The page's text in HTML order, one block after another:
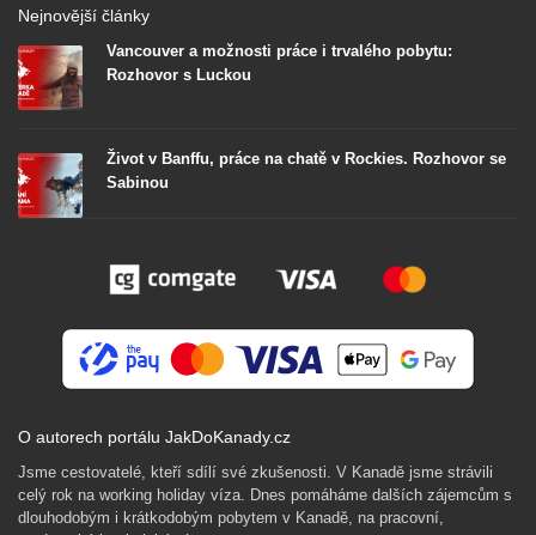
Nejnovější články
Vancouver a možnosti práce i trvalého pobytu:
Rozhovor s Luckou
Život v Banffu, práce na chatě v Rockies. Rozhovor se
Sabinou
O autorech portálu JakDoKanady.cz
Jsme cestovatelé, kteří sdílí své zkušenosti. V Kanadě jsme strávili
celý rok na working holiday víza. Dnes pomáháme dalších zájemcům s
dlouhodobým i krátkodobým pobytem v Kanadě, na pracovní,